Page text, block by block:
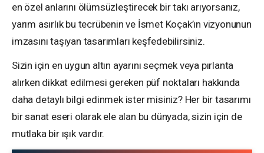
en özel anlarını ölümsüzleştirecek bir takı arıyorsanız,
yarım asırlık bu tecrübenin ve İsmet Koçak’ın vizyonunun
imzasını taşıyan tasarımları keşfedebilirsiniz.
Sizin için en uygun altın ayarını seçmek veya pırlanta
alırken dikkat edilmesi gereken püf noktaları hakkında
daha detaylı bilgi edinmek ister misiniz? Her bir tasarımı
bir sanat eseri olarak ele alan bu dünyada, sizin için de
mutlaka bir ışık vardır.